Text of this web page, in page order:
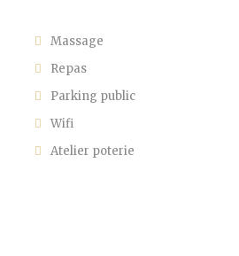
Massage
Repas
Parking public
Wifi
Atelier poterie